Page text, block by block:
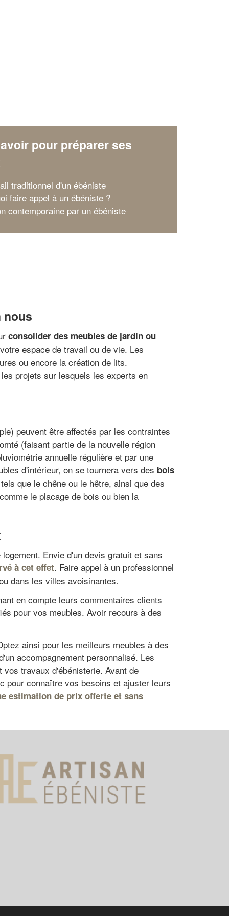
pour préparer ses
traditionnel d'un ébéniste
faire appel à un ébéniste ?
contemporaine par un ébéniste
nous
consolider des meubles de jardin ou
espace de travail ou de vie. Les
ou encore la création de lits.
projets sur lesquels les experts en
peuvent être affectés par les contraintes
(faisant partie de la nouvelle région
annuelle régulière et par une
d'intérieur, on se tournera vers des bois
que le chêne ou le hêtre, ainsi que des
comme le placage de bois ou bien la
Envie d'un devis gratuit et sans
à cet effet. Faire appel à un professionnel
dans les villes avoisinantes.
en compte leurs commentaires clients
pour vos meubles. Avoir recours à des
ainsi pour les meilleurs meubles à des
accompagnement personnalisé. Les
travaux d'ébénisterie. Avant de
pour connaître vos besoins et ajuster leurs
estimation de prix offerte et sans
nouveaux clients